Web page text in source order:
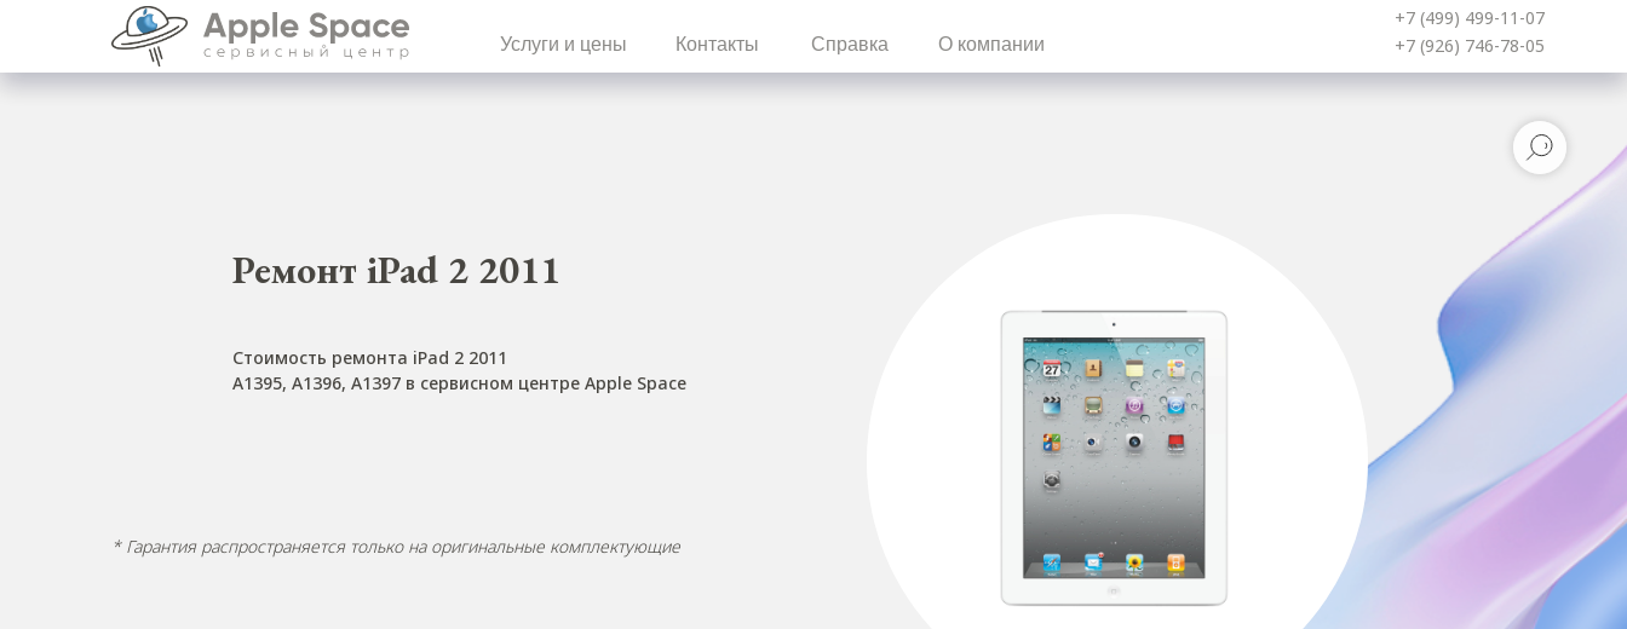
Услуги и цены Справка
Контакты О компании
+7 (499) 499-11-07
+7 (926) 746-78-05
Стоимость ремонта iPad 2 2011
A1395, A1396, A1397 в сервисном центре Apple Space
* Гарантия распространяется только на оригинальные комплектующие
Ремонт iPad 2 2011